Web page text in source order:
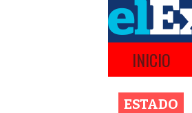
INICIO
ESTADO